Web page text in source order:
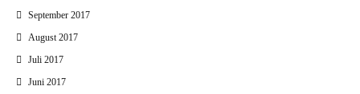
September 2017
August 2017
Juli 2017
Juni 2017